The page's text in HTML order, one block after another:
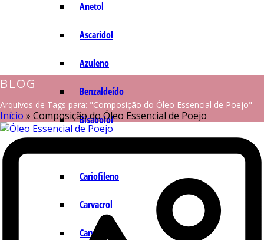
Anetol
Ascaridol
Azuleno
Benzaldeído
Bisabolol
Cariofileno
Carvacrol
Carvona
BLOG
Arquivos de Tags para: "Composição do Óleo Essencial de Poejo"
Início » Composição do Óleo Essencial de Poejo